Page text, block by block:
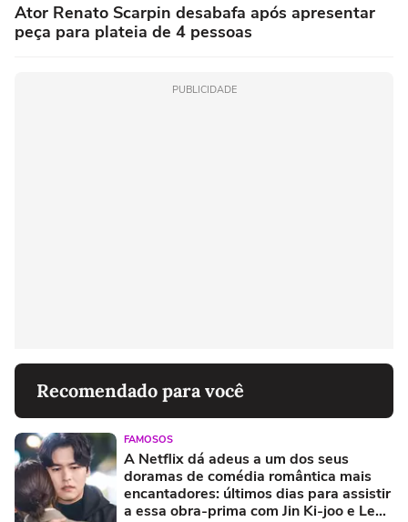
Ator Renato Scarpin desabafa após apresentar
peça para plateia de 4 pessoas
PUBLICIDADE
Recomendado para você
FAMOSOS
A Netflix dá adeus a um dos seus
doramas de comédia romântica mais
encantadores: últimos dias para assistir
a essa obra-prima com Jin Ki-joo e Lee